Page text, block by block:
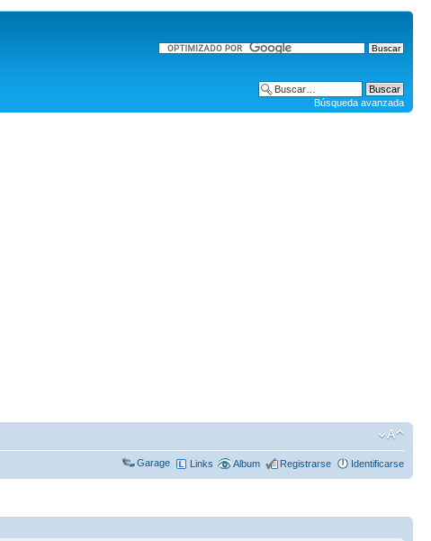
Búsqueda avanzada
Garage Links Album Registrarse Identificarse